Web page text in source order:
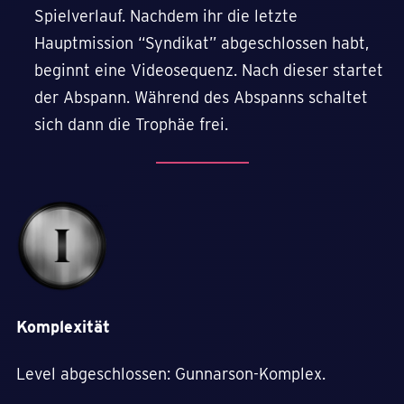
Spielverlauf. Nachdem ihr die letzte
Hauptmission “Syndikat” abgeschlossen habt,
beginnt eine Videosequenz. Nach dieser startet
der Abspann. Während des Abspanns schaltet
sich dann die Trophäe frei.
Komplexität
Level abgeschlossen: Gunnarson-Komplex.